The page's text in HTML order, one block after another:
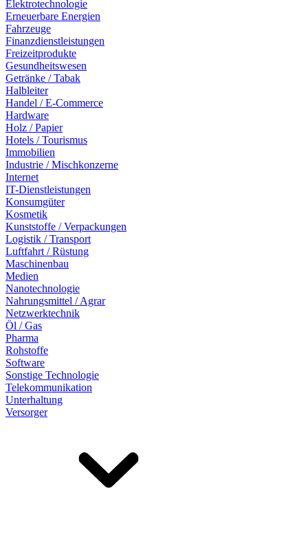
Elektrotechnologie
Erneuerbare Energien
Fahrzeuge
Finanzdienstleistungen
Freizeitprodukte
Gesundheitswesen
Getränke / Tabak
Halbleiter
Handel / E-Commerce
Hardware
Holz / Papier
Hotels / Tourismus
Immobilien
Industrie / Mischkonzerne
Internet
IT-Dienstleistungen
Konsumgüter
Kosmetik
Kunststoffe / Verpackungen
Logistik / Transport
Luftfahrt / Rüstung
Maschinenbau
Medien
Nanotechnologie
Nahrungsmittel / Agrar
Netzwerktechnik
Öl / Gas
Pharma
Rohstoffe
Software
Sonstige Technologie
Telekommunikation
Unterhaltung
Versorger